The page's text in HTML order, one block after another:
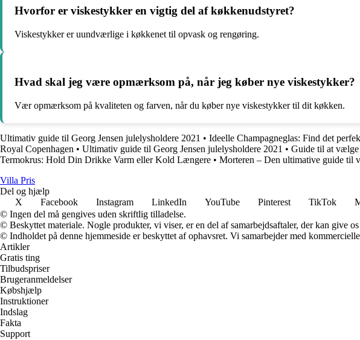
Hvorfor er viskestykker en vigtig del af køkkenudstyret?
Viskestykker er uundværlige i køkkenet til opvask og rengøring.
Hvad skal jeg være opmærksom på, når jeg køber nye viskestykker?
Vær opmærksom på kvaliteten og farven, når du køber nye viskestykker til dit køkken.
Ultimativ guide til Georg Jensen julelysholdere 2021 • Ideelle Champagneglas: Find det
Royal Copenhagen • Ultimativ guide til Georg Jensen julelysholdere 2021 • Guide til at
Termokrus: Hold Din Drikke Varm eller Kold Længere • Morteren – Den ultimative guide til
Villa Pris
Del og hjælp
X
Facebook Instagram LinkedIn YouTube Pinterest TikTok
© Ingen del må gengives uden skriftlig tilladelse.
© Beskyttet materiale. Nogle produkter, vi viser, er en del af samarbejdsaftaler, der kan give
© Indholdet på denne hjemmeside er beskyttet af ophavsret. Vi samarbejder med
Artikler
Gratis ting
Tilbudspriser
Brugeranmeldelser
Købshjælp
Instruktioner
Indslag
Fakta
Support